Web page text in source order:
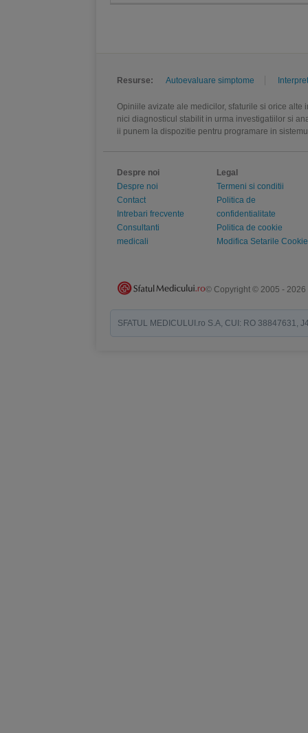
Resurse: Autoevaluare simptome
Opiniile avizate ale medicilor, sfaturile si orice
nici diagnosticul stabilit in urma investigatiilor si
ii punem la dispozitie pentru programare in
Despre noi
Despre noi
Contact
Intrebari frecvente
Consultanti
medicali
Legal
Termeni si conditii
Politica de
confidentialitate
Politica de cookie
Modifica Setarile Cookie
© Copyright © 2005 - 2026
SFATUL MEDICULUI.ro S.A, CUI: RO 38847631,